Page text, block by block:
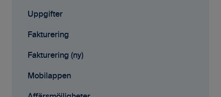
Kontakter
Avtal
Affärsmöjligheter
Rapporter
Uppgifter
Fakturering
Fakturering (ny)
Mobilappen